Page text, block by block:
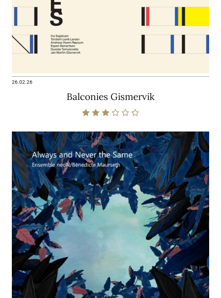
26.02.26
Balconies Gismervik